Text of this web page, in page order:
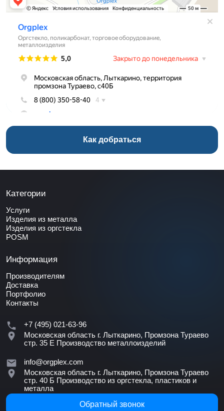
Как добраться
Категории
Услуги
Изделия из металла
Изделия из оргстекла
POSM
Информация
Производителям
Доставка
Портфолио
Контакты
+7 (495) 021-63-96
Московская область г. Лыткарино, Промзона Тураево
стр. 35 Е Производство металлоизделий
info@orgplex.com
Московская область г. Лыткарино, Промзона Тураево
стр. 40 Б Производство из оргстекла, пластиков и
металла
Обратный звонок